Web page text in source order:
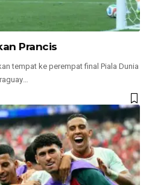
Prancis
tempat ke perempat final Piala Dunia